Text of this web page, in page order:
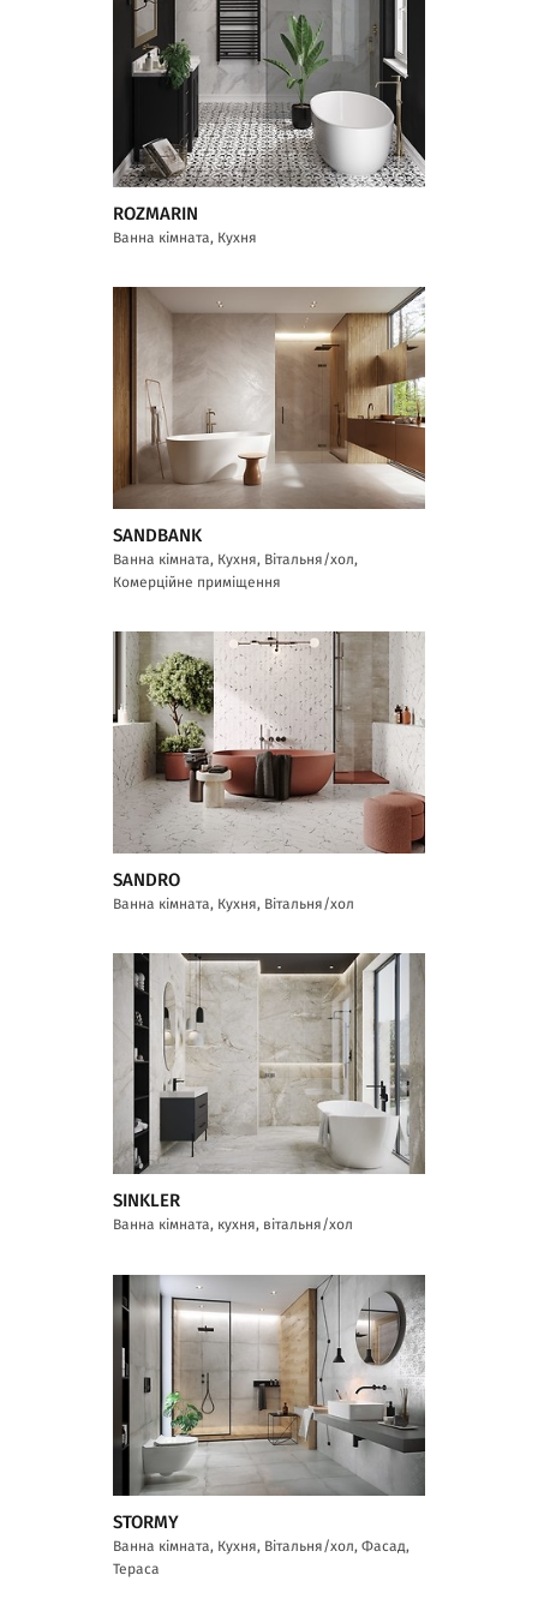
ROZMARIN
Ванна кімната, Кухня
SANDBANK
Ванна кімната, Кухня, Вітальня/хол,
Комерційне приміщення
SANDRO
Ванна кімната, Кухня, Вітальня/хол
SINKLER
Ванна кімната, кухня, вітальня/хол
STORMY
Ванна кімната, Кухня, Вітальня/хол, Фасад,
Тераса